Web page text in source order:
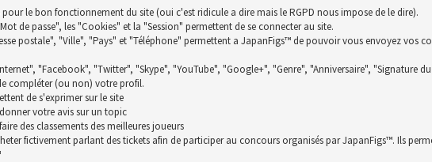
le bon fonctionnement du site (oui c'est ridicule a dire mais le RGPD nous impose de le dire).
de passe", les "Cookies" et la "Session" permettent de se connecter au site.
postale", "Ville", "Pays" et "Téléphone" permettent a JapanFigs™ de pouvoir vous envoyez vos
"Facebook", "Twitter", "Skype", "YouTube", "Google+", "Genre", "Anniversaire", "Signature
compléter (ou non) votre profil.
de s'exprimer sur le site
votre avis sur un topic
des classements des meilleures joueurs
fictivement parlant des tickets afin de participer au concours organisés par JapanFigs™. Ils